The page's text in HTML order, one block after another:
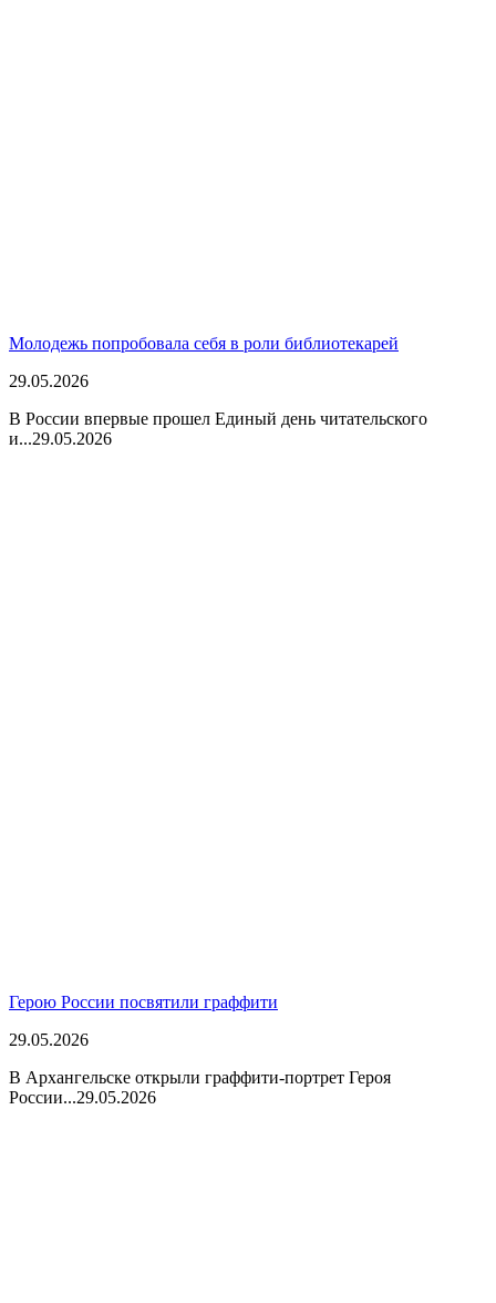
Молодежь попробовала себя в роли библиотекарей
29.05.2026
В России впервые прошел Единый день читательского
и...29.05.2026
Герою России посвятили граффити
29.05.2026
В Архангельске открыли граффити-портрет Героя
России...29.05.2026